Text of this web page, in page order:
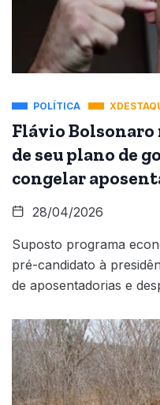
POLÍTICA
Flávio Bolsonaro
de seu plano de
congelar
28/04/2026
Suposto programa
pré-candidato à
de aposentadorias e